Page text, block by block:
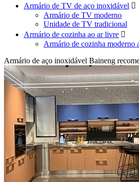
Armário de TV de aço inoxidável 
Armário de TV moderno
Unidade de TV tradicional
Armário de cozinha ao ar livre 
Armário de cozinha moderno
Armário de aço inoxidável Baineng